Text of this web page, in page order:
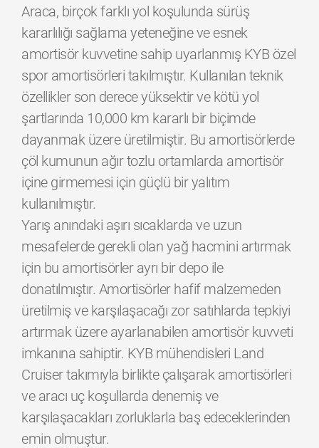
Araca, birçok farklı yol koşulunda sürüş
kararlılığı sağlama yeteneğine ve esnek
amortisör kuvvetine sahip uyarlanmış KYB özel
spor amortisörleri takılmıştır. Kullanılan teknik
özellikler son derece yüksektir ve kötü yol
şartlarında 10,000 km kararlı bir biçimde
dayanmak üzere üretilmiştir. Bu amortisörlerde
çöl kumunun ağır tozlu ortamlarda amortisör
içine girmemesi için güçlü bir yalıtım
kullanılmıştır.
Yarış anındaki aşırı sıcaklarda ve uzun
mesafelerde gerekli olan yağ hacmini artırmak
için bu amortisörler ayrı bir depo ile
donatılmıştır. Amortisörler hafif malzemeden
üretilmiş ve karşılaşacağı zor satıhlarda tepkiyi
artırmak üzere ayarlanabilen amortisör kuvveti
imkanına sahiptir. KYB mühendisleri Land
Cruiser takımıyla birlikte çalışarak amortisörleri
ve aracı uç koşullarda denemiş ve
karşılaşacakları zorluklarla baş edeceklerinden
emin olmuştur.